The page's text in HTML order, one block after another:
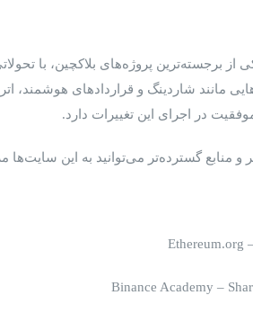
مانند شاردینگ و قراردادهای هوشمند،
در اجرای این تغییرات دارد.
و منابع گسترده‌تر می‌توانید به این سایت‌ها